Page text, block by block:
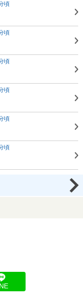
頃
頃
頃
頃
頃
頃